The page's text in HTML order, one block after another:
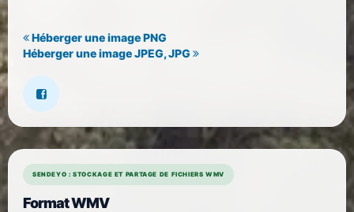
Héberger une image PNG
Héberger une image JPEG, JPG
SENDEYO : STOCKAGE ET PARTAGE DE FICHIERS WMV
Format WMV